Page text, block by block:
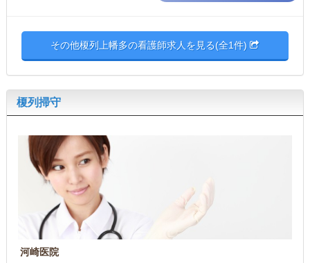
その他榎列上幡多の看護師求人を見る(全1件)
榎列掃守
河崎医院